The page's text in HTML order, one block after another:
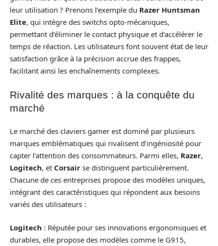
leur utilisation ? Prenons l’exemple du Razer Huntsman
Elite, qui intègre des switchs opto-mécaniques,
permettant d’éliminer le contact physique et d’accélérer le
temps de réaction. Les utilisateurs font souvent état de leur
satisfaction grâce à la précision accrue des frappes,
facilitant ainsi les enchaînements complexes.
Rivalité des marques : à la conquête du
marché
Le marché des claviers gamer est dominé par plusieurs
marques emblématiques qui rivalisent d’ingéniosité pour
capter l’attention des consommateurs. Parmi elles, Razer,
Logitech, et Corsair se distinguent particulièrement.
Chacune de ces entreprises propose des modèles uniques,
intégrant des caractéristiques qui répondent aux besoins
variés des utilisateurs :
Logitech : Réputée pour ses innovations ergonomiques et
durables, elle propose des modèles comme le G915,